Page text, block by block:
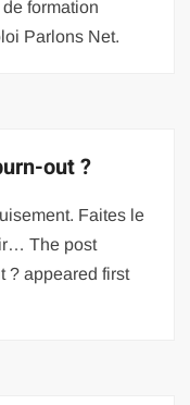
formation
Parlons Net.
out ?
Faites le
The post
? appeared first